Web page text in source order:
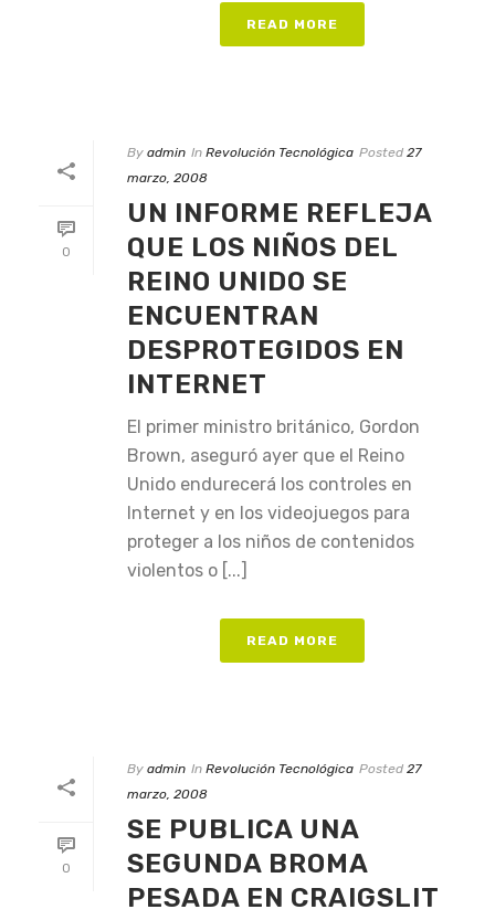
READ MORE
0
By admin In Revolución Tecnológica Posted 27
marzo, 2008
UN INFORME REFLEJA
QUE LOS NIÑOS DEL
REINO UNIDO SE
ENCUENTRAN
DESPROTEGIDOS EN
INTERNET
El primer ministro británico, Gordon
Brown, aseguró ayer que el Reino
Unido endurecerá los controles en
Internet y en los videojuegos para
proteger a los niños de contenidos
violentos o [...]
READ MORE
0
By admin In Revolución Tecnológica Posted 27
marzo, 2008
SE PUBLICA UNA
SEGUNDA BROMA
PESADA EN CRAIGSLIT